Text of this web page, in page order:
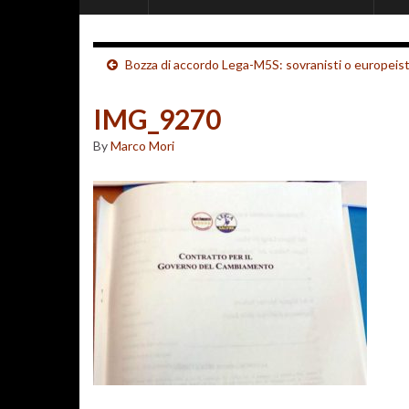
Bozza di accordo Lega-M5S: sovranisti o
IMG_9270
ByMarco Mori